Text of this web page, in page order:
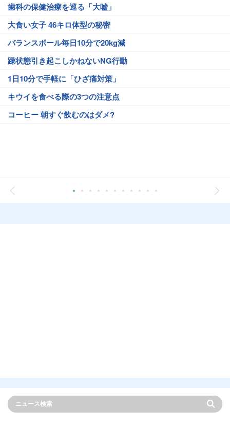
歯科の保健治療を巡る「大嘘」
大食い女子 46キロ体型の秘密
バランスボール毎日10分で20kg減
躁状態引き起こしかねないNG行動
1日10分で手軽に「ひざ痛対策」
キウイを食べる際の3つの注意点
コーヒー 朝すぐ飲むのはダメ?